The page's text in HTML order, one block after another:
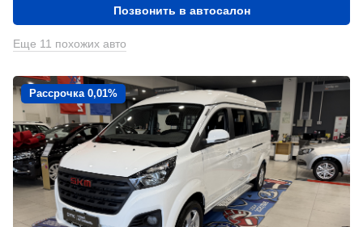
Позвонить в автосалон
Еще 11 похожих авто
Рассрочка 0,01%